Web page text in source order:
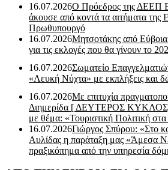
16.07.2026Ο Πρόεδρος της ΔΕΕΠ
άκουσε από κοντά τα αιτήματα της
Πρωθυπουργό
16.07.2026Μητσοτάκης από
για τις εκλογές που θα γίνουν το
16.07.2026Σωματείο
«Λευκή Νύχτα» με εκπλήξεις και
16.07.2026Με επιτυχία
Διημερίδα [ ΔEYΤΕΡΟΣ ΚΥΚΛΟΣ]
με θέμα: «Τουριστική Πολιτική
16.07.2026Γιώργος Σπύρου: «Στο
Αυλίδας η παράταξη μας «Άμεσα
πραξικόπημα από την υπηρεσία